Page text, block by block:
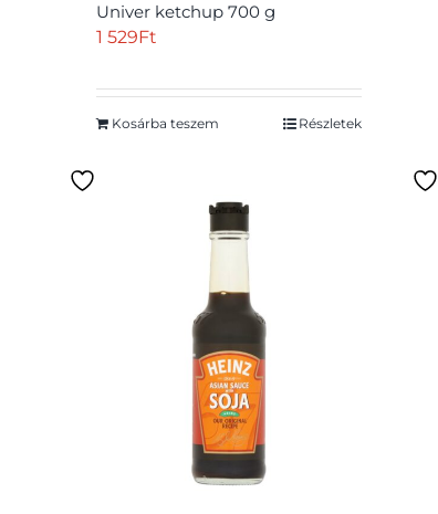
Univer ketchup 700 g
1 529Ft
Kosárba teszem Részletek